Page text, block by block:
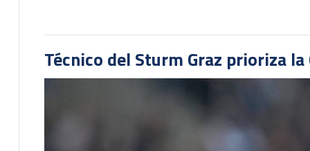
Técnico del Sturm Graz prioriza